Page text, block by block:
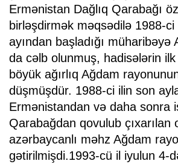
Ermənistan Dağlıq Qarabağı
birləşdirmək məqsədilə 1988-ci
ayından başladığı müharibəyə
da cəlb olunmuş, hadisələrin
böyük ağırlıq Ağdam
düşmüşdür. 1988-ci ilin son
Ermənistandan və daha sonra
Qarabağdan qovulub çıxarılan
azərbaycanlı məhz Ağdam
gətirilmişdi.1993-cü il iyulun 4-